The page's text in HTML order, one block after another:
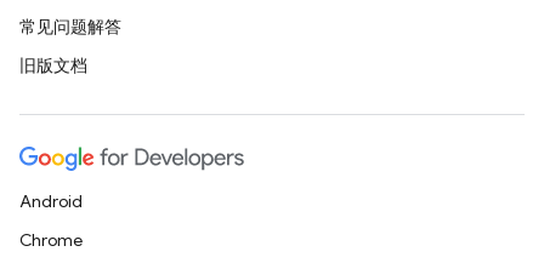
常见问题解答
旧版文档
Android
Chrome